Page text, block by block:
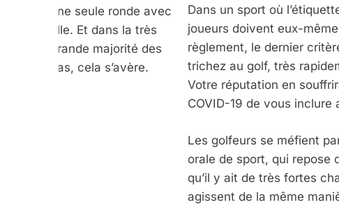
une seule ronde avec
elle. Et dans la très
grande majorité des
cas, cela s’avère.
Dans un sport où
joueurs doivent eux-
règlement, le dernier
trichez au golf, très
Votre réputation en
COVID-19 de vous inclure
Les golfeurs se méfient
orale de sport, qui repose
qu’il y ait de très fortes
agissent de la même